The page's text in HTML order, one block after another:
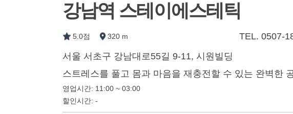
강남역 스테이에스테틱
5.0점 320 m TEL. 0507-
서울 서초구 강남대로55길 9-11, 시원빌딩
스트레스를 풀고 몸과 마음을 재충전할 수 있는 완벽한
영업시간: 11:00 ~ 03:00
할인시간: -